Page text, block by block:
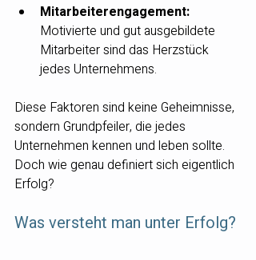
Mitarbeiterengagement:
Motivierte und gut ausgebildete
Mitarbeiter sind das Herzstück
jedes Unternehmens.
Diese Faktoren sind keine Geheimnisse,
sondern Grundpfeiler, die jedes
Unternehmen kennen und leben sollte.
Doch wie genau definiert sich eigentlich
Erfolg?
Was versteht man unter Erfolg?